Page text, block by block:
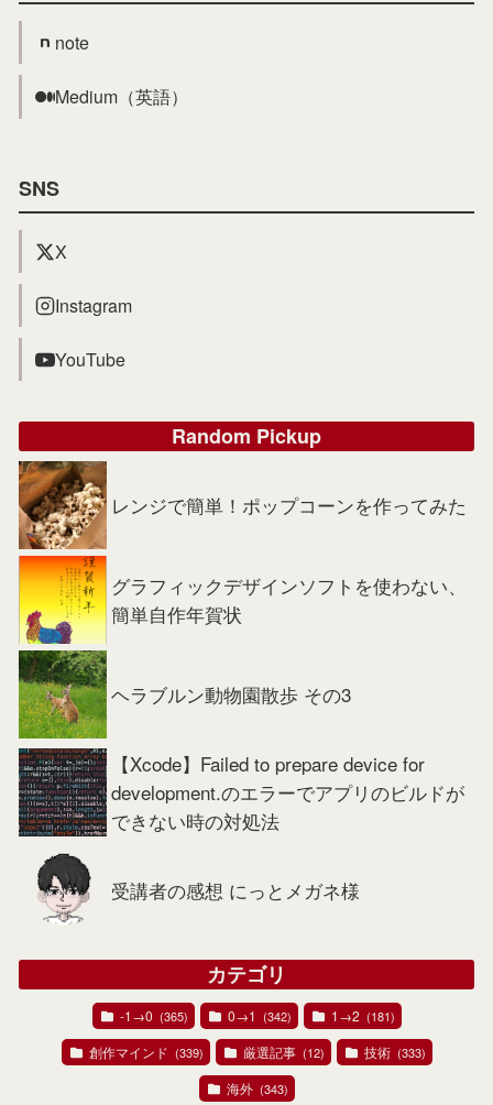
note
Medium（英語）
SNS
X
Instagram
YouTube
Random Pickup
レンジで簡単！ポップコーンを作ってみた
グラフィックデザインソフトを使わない、
簡単自作年賀状
ヘラブルン動物園散歩 その3
【Xcode】Failed to prepare device for
development.のエラーでアプリのビルドが
できない時の対処法
受講者の感想 にっとメガネ様
カテゴリ
-1→0 (365) 0→1 (342) 1→2 (181)
創作マインド (339) 厳選記事 (12) 技術 (333)
海外 (343)